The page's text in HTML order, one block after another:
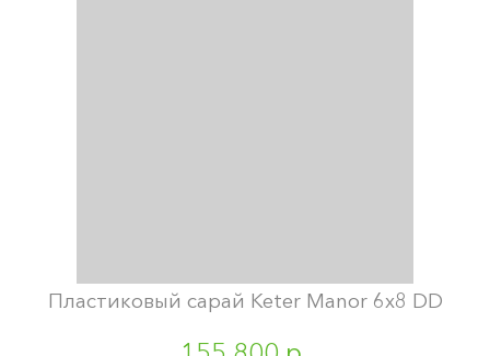
Пластиковый сарай Keter Manor 6х8 DD